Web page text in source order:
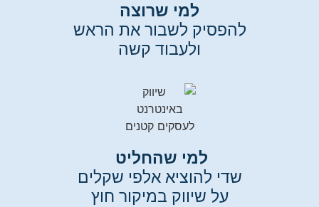
למי שרוצה
להפסיק לשבור את הראש
ולעבוד קשה
למי שהחליט
שדי להוציא אלפי שקלים
על שיווק במיקור חוץ